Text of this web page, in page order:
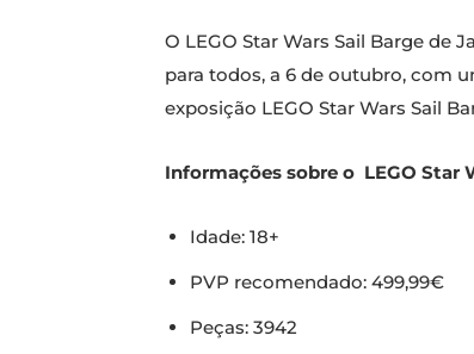
O LEGO Star Wars Sail Barge de
para todos, a 6 de outubro, com
exposição LEGO Star Wars Sail
Informações sobre o LEGO Star
Idade: 18+
PVP recomendado: 499,99€
Peças: 3942